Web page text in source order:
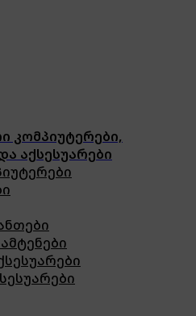
კომპიუტერები,
აქსესუარები